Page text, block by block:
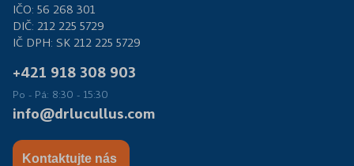
IČO: 56 268 301
DIČ: 212 225 5729
IČ DPH: SK 212 225 5729
+421 918 308 903
Po - Pá: 8:30 - 15:30
info@drlucullus.com
Kontaktujte nás